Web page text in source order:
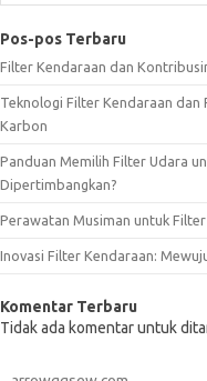
Pos-pos Terbaru
Filter Kendaraan dan
Teknologi Filter Kendaraan dan
Karbon
Panduan Memilih Filter Udara
Dipertimbangkan?
Perawatan Musiman untuk
Inovasi Filter Kendaraan:
Komentar Terbaru
Tidak ada komentar untuk